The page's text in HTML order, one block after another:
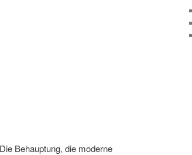
Die Behauptung, die moderne